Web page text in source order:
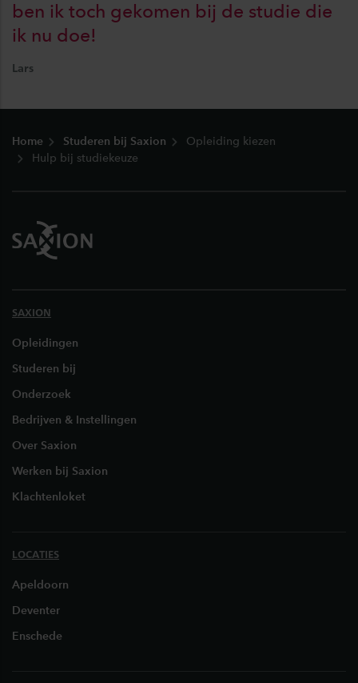
ben ik toch gekomen bij de studie die
ik nu doe!
Lars
Home Studeren bij Saxion
Opleiding kiezen
Hulp bij studiekeuze
SAXION
Opleidingen
Studeren bij
Onderzoek
Bedrijven & Instellingen
Over Saxion
Werken bij Saxion
Klachtenloket
LOCATIES
Apeldoorn
Deventer
Enschede